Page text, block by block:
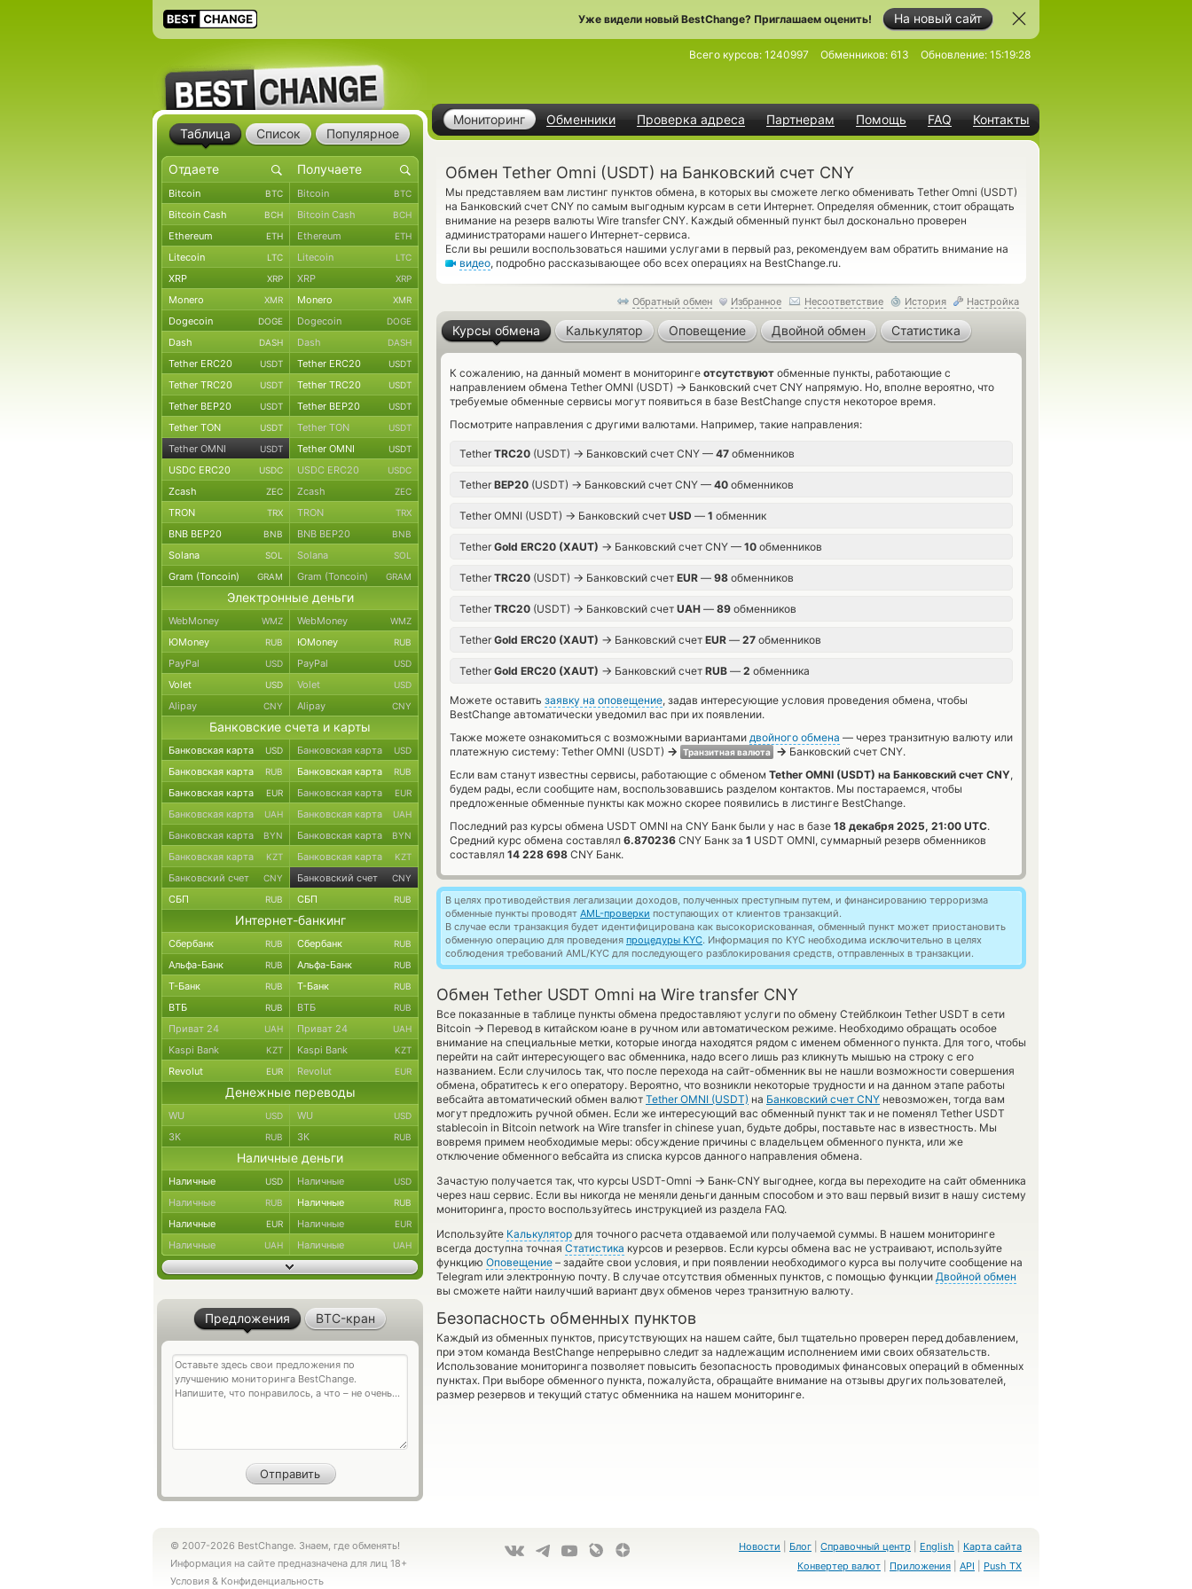
На новый сайт
Уже видели новый BestChange? Приглашаем оценить!
Мониторинг Обменники Проверка адреса Партнерам Помощь FAQ Контакты
Всего курсов: 1240997 Обменников: 613 Обновление: 15:19:28
Обмен Tether Omni (USDT) на Банковский счет CNY
Мы представляем вам листинг пунктов обмена, в которых вы сможете легко обменивать Tether Omni (USDT)
на Банковский счет CNY по самым выгодным курсам в сети Интернет. Определяя обменник, стоит обращать
внимание на резерв валюты Wire transfer CNY. Каждый обменный пункт был досконально проверен
администраторами нашего Интернет-сервиса.
Если вы решили воспользоваться нашими услугами в первый раз, рекомендуем вам обратить внимание на
видео, подробно рассказывающее обо всех операциях на BestChange.ru.
Обратный обмен Избранное Несоответствие История Настройка
Курсы обмена Калькулятор Оповещение Двойной обмен Статистика
К сожалению, на данный момент в мониторинге отсутствуют обменные пункты, работающие с
направлением обмена Tether OMNI (USDT) → Банковский счет CNY напрямую. Но, вполне вероятно, что
требуемые обменные сервисы могут появиться в базе BestChange спустя некоторое время.
Посмотрите направления с другими валютами. Например, такие направления:
Tether TRC20 (USDT) → Банковский счет CNY — 47 обменников
Tether BEP20 (USDT) → Банковский счет CNY — 40 обменников
Tether OMNI (USDT) → Банковский счет USD — 1 обменник
Tether Gold ERC20 (XAUT) → Банковский счет CNY — 10 обменников
Tether TRC20 (USDT) → Банковский счет EUR — 98 обменников
Tether TRC20 (USDT) → Банковский счет UAH — 89 обменников
Tether Gold ERC20 (XAUT) → Банковский счет EUR — 27 обменников
Tether Gold ERC20 (XAUT) → Банковский счет RUB — 2 обменника
Можете оставить заявку на оповещение, задав интересующие условия проведения обмена, чтобы
BestChange автоматически уведомил вас при их появлении.
Также можете ознакомиться с возможными вариантами двойного обмена — через транзитную валюту или
платежную систему: Tether OMNI (USDT) → Транзитная валюта → Банковский счет CNY.
Если вам станут известны сервисы, работающие с обменом Tether OMNI (USDT) на Банковский счет CNY,
будем рады, если сообщите нам, воспользовавшись разделом контактов. Мы постараемся, чтобы
предложенные обменные пункты как можно скорее появились в листинге BestChange.
Последний раз курсы обмена USDT OMNI на CNY Банк были у нас в базе 18 декабря 2025, 21:00 UTC.
Средний курс обмена составлял 6.870236 CNY Банк за 1 USDT OMNI, суммарный резерв обменников
составлял 14 228 698 CNY Банк.
В целях противодействия легализации доходов, полученных преступным путем, и финансированию терроризма
обменные пункты проводят AML-проверки поступающих от клиентов транзакций.
В случае если транзакция будет идентифицирована как высокорискованная, обменный пункт может приостановить
обменную операцию для проведения процедуры KYC. Информация по KYC необходима исключительно в целях
соблюдения требований AML/KYC для последующего разблокирования средств, отправленных в транзакции.
Обмен Tether USDT Omni на Wire transfer CNY
Все показанные в таблице пункты обмена предоставляют услуги по обмену Стейблкоин Tether USDT в сети
Bitcoin → Перевод в китайском юане в ручном или автоматическом режиме. Необходимо обращать особое
внимание на специальные метки, которые иногда находятся рядом с именем обменного пункта. Для того, чтобы
перейти на сайт интересующего вас обменника, надо всего лишь раз кликнуть мышью на строку с его
названием. Если случилось так, что после перехода на сайт-обменник вы не нашли возможности совершения
обмена, обратитесь к его оператору. Вероятно, что возникли некоторые трудности и на данном этапе работы
вебсайта автоматический обмен валют Tether OMNI (USDT) на Банковский счет CNY невозможен, тогда вам
могут предложить ручной обмен. Если же интересующий вас обменный пункт так и не поменял Tether USDT
stablecoin in Bitcoin network на Wire transfer in chinese yuan, будьте добры, поставьте нас в известность. Мы
вовремя примем необходимые меры: обсуждение причины с владельцем обменного пункта, или же
отключение обменного вебсайта из списка курсов данного направления обмена.
Зачастую получается так, что курсы USDT-Omni → Банк-CNY выгоднее, когда вы переходите на сайт обменника
через наш сервис. Если вы никогда не меняли деньги данным способом и это ваш первый визит в нашу систему
мониторинга, просто воспользуйтесь инструкцией из раздела FAQ.
Используйте Калькулятор для точного расчета отдаваемой или получаемой суммы. В нашем мониторинге
всегда доступна точная Статистика курсов и резервов. Если курсы обмена вас не устраивают, используйте
функцию Оповещение – задайте свои условия, и при появлении необходимого курса вы получите сообщение на
Telegram или электронную почту. В случае отсутствия обменных пунктов, с помощью функции Двойной обмен
вы сможете найти наилучший вариант двух обменов через транзитную валюту.
Безопасность обменных пунктов
Каждый из обменных пунктов, присутствующих на нашем сайте, был тщательно проверен перед добавлением,
при этом команда BestChange непрерывно следит за надлежащим исполнением ими своих обязательств.
Использование мониторинга позволяет повысить безопасность проводимых финансовых операций в обменных
пунктах. При выборе обменного пункта, пожалуйста, обращайте внимание на отзывы других пользователей,
размер резервов и текущий статус обменника на нашем мониторинге.
Таблица Список Популярное
Bitcoin BTC Bitcoin BTC
Bitcoin Cash BCH Bitcoin Cash BCH
Ethereum ETH Ethereum ETH
Litecoin LTC Litecoin LTC
XRP XRP XRP XRP
Monero XMR Monero XMR
Dogecoin DOGE Dogecoin DOGE
Dash DASH Dash DASH
Tether ERC20 USDT Tether ERC20 USDT
Tether TRC20 USDT Tether TRC20 USDT
Tether BEP20 USDT Tether BEP20 USDT
Tether TON USDT Tether TON USDT
Tether OMNI USDT Tether OMNI USDT
USDC ERC20 USDC USDC ERC20 USDC
Zcash ZEC Zcash ZEC
TRON TRX TRON TRX
BNB BEP20 BNB BNB BEP20 BNB
Solana SOL Solana SOL
Gram (Toncoin) GRAM Gram (Toncoin) GRAM
Электронные деньги
WebMoney WMZ WebMoney WMZ
ЮMoney RUB ЮMoney RUB
PayPal USD PayPal USD
Volet USD Volet USD
Alipay CNY Alipay CNY
Банковские счета и карты
Банковская карта USD Банковская карта USD
Банковская карта RUB Банковская карта RUB
Банковская карта EUR Банковская карта EUR
Банковская карта UAH Банковская карта UAH
Банковская карта BYN Банковская карта BYN
Банковская карта KZT Банковская карта KZT
Банковский счет CNY Банковский счет CNY
СБП RUB СБП RUB
Интернет-банкинг
Сбербанк RUB Сбербанк RUB
Альфа-Банк RUB Альфа-Банк RUB
Т-Банк RUB Т-Банк RUB
ВТБ RUB ВТБ RUB
Приват 24 UAH Приват 24 UAH
Kaspi Bank KZT Kaspi Bank KZT
Revolut EUR Revolut EUR
Денежные переводы
WU USD WU USD
ЗК RUB ЗК RUB
Наличные деньги
Наличные USD Наличные USD
Наличные RUB Наличные RUB
Наличные EUR Наличные EUR
Наличные UAH Наличные UAH
Предложения BTC-кран
© 2007-2026 BestChange. Знаем, где обменять!
Информация на сайте предназначена для лиц 18+
Условия & Конфиденциальность
Новости Блог Справочный центр English
Карта сайта
Конвертер валют
Приложения API Push TX